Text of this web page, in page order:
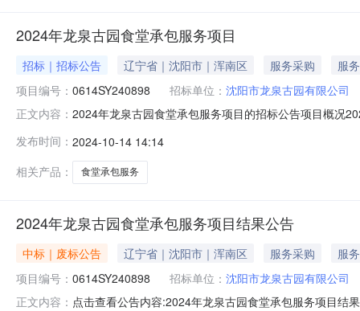
2024年龙泉古园食堂承包服务项目
招标｜招标公告 辽宁省｜沈阳市｜浑南区 服务采购
服务
项目编号： 0614SY240898 招标单位： 沈阳市龙泉古园有限公司
正文内容： 2024年龙泉古园食堂承包服务项目的招标公告项目概况
656476元采购需求：2024年龙泉古园食堂承包服务项目
合同，本
发布时间： 2024-10-14 14:14
相关产品：
食堂承包服务
2024年龙泉古园食堂承包服务项目结果公告
中标｜废标公告 辽宁省｜沈阳市｜浑南区 服务采购
服务
项目编号： 0614SY240898 招标单位： 沈阳市龙泉古园有限公司
正文内容： 点击查看公告内容:2024年龙泉古园食堂承包服务项目结